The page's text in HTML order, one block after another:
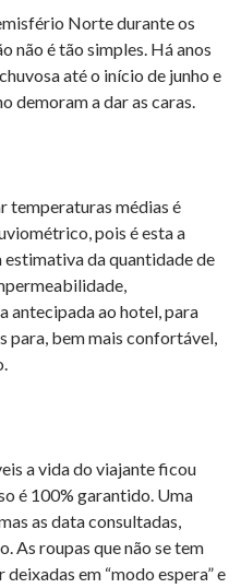
Norte durante os
não é tão simples. Há anos
até o início de junho e
demoram a dar as caras.
temperaturas médias é
pois é esta a
da quantidade de
antecipada ao hotel, para
para, bem mais confortável,
a vida do viajante ficou
é 100% garantido. Uma
as data consultadas,
As roupas que não se tem
em “modo espera” e